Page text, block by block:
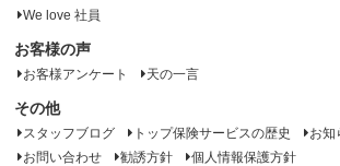
We love 社員
お客様の声
お客様アンケート 天の一言
その他
スタッフブログ トップ保険サービスの歴史
お知
お問い合わせ
勧誘方針
個人情報保護方針